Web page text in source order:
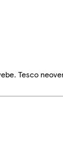
Tesco